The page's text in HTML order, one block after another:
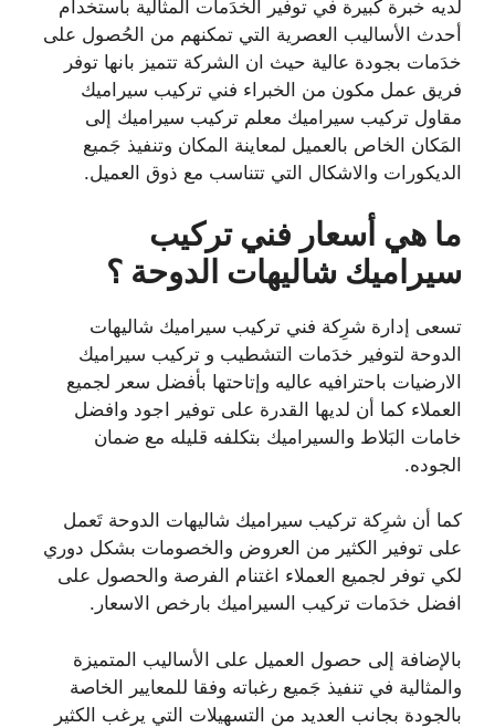
لديه خبرة كبيرة في توفير الخدَمات المثالية باستخدام
أحدث الأساليب العصرية التي تمكنهم من الحُصول على
خدَمات بجودة عالية حيث ان الشركة تتميز بانها توفر
فريق عمل مكون من الخبراء فني تركيب سيراميك
مقاول تركيب سيراميك معلم تركيب سيراميك إلى
المَكان الخاص بالعميل لمعاينة المكان وتنفيذ جَميع
الديكورات والاشكال التي تتناسب مع ذوق العميل.
ما هي أسعار فني تركيب
سيراميك شاليهات الدوحة ؟
تسعى إدارة شرِكة فني تركيب سيراميك شاليهات
الدوحة لتوفير خدَمات التشطيب و تركيب سيراميك
الارضيات باحترافيه عاليه وإتاحتها بأفضل سعر لجميع
العملاء كما أن لديها القدرة على توفير اجود وافضل
خامات البَلاط والسيراميك بتكلفه قليله مع ضمان
الجوده.
كما أن شرِكة تركيب سيراميك شاليهات الدوحة تَعمل
على توفير الكثير من العروض والخصومات بشكل دوري
لكي توفر لجميع العملاء اغتنام الفرصة والحصول على
افضل خدَمات تركيب السيراميك بارخص الاسعار.
بالإضافة إلى حصول العميل على الأساليب المتميزة
والمثالية في تنفيذ جَميع رغباته وفقا للمعايير الخاصة
بالجودة بجانب العديد من التسهيلات التي يرغب الكثير